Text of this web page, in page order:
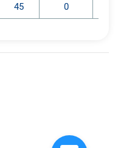
45 0